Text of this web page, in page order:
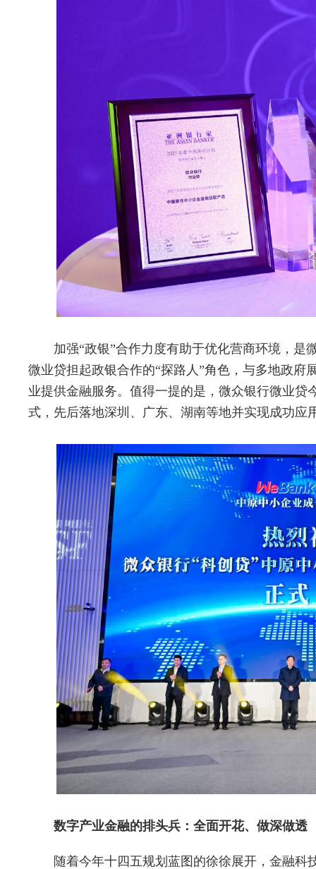
加强“政银”合作力度有助于优化营商环境，
微业贷担起政银合作的“探路人”角色，与多地政
业提供金融服务。值得一提的是，微众银行微业贷
式，先后落地深圳、广东、湖南等地并实现成功应
数字产业金融的排头兵：全面开花、做深做透
随着今年十四五规划蓝图的徐徐展开，金融